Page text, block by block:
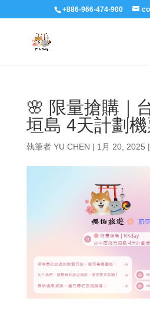
+886-966-474-900
🌸 限量搶購｜
垣島 4天計劃
執筆者 YU CHEN | 1月 20, 2025 |